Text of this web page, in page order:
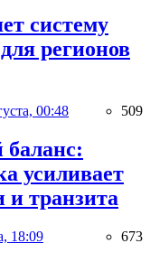
систему
регионов
00:48 509
усиливает
и транзита
18:09 673